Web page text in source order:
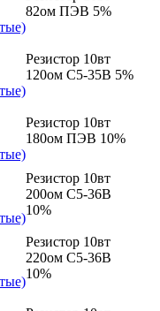
82ом ПЭВ 5%
Резистор 10вт
120ом С5-35В 5%
Резистор 10вт
180ом ПЭВ 10%
Резистор 10вт
200ом С5-36В
10%
Резистор 10вт
220ом С5-36B
10%